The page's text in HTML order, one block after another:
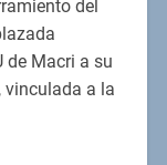
del
de Macri a su
vinculada a la